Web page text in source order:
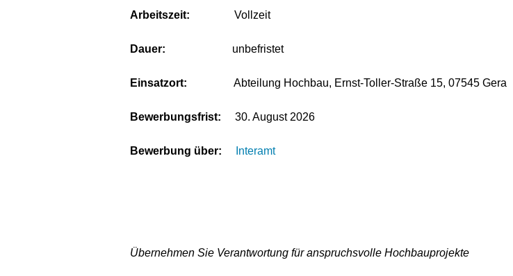
Arbeitszeit: Vollzeit
Dauer: unbefristet
Einsatzort: Abteilung Hochbau, Ernst-Toller-Straße 15, 07545 Gera
Bewerbungsfrist: 30. August 2026
Bewerbung über: Interamt
Übernehmen Sie Verantwortung für anspruchsvolle Hochbauprojekte